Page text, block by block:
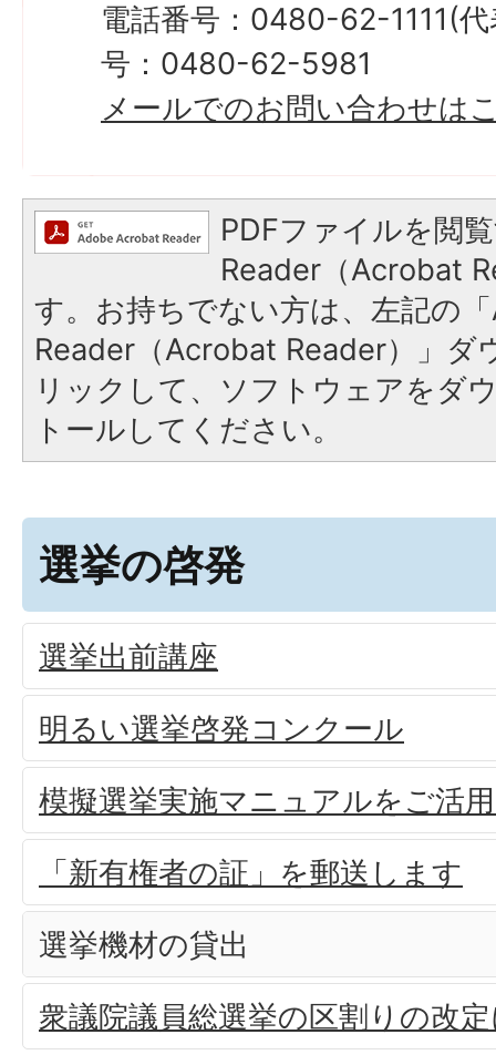
電話番号：0480-62-1111(
号：0480-62-5981
メールでのお問い合わせは
PDFファイルを閲
Reader（Acrobat
す。お持ちでない方は、左記の
Reader（Acrobat Reader）」ダ
リックして、ソフトウェアをダ
トールしてください。
選挙の啓発
選挙出前講座
明るい選挙啓発コンクール
模擬選挙実施マニュアルをご活
「新有権者の証」を郵送します
選挙機材の貸出
衆議院議員総選挙の区割りの改